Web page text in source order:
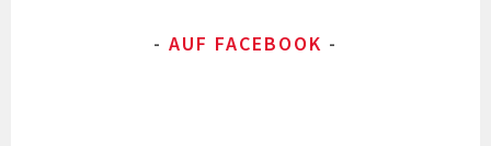
AUF FACEBOOK